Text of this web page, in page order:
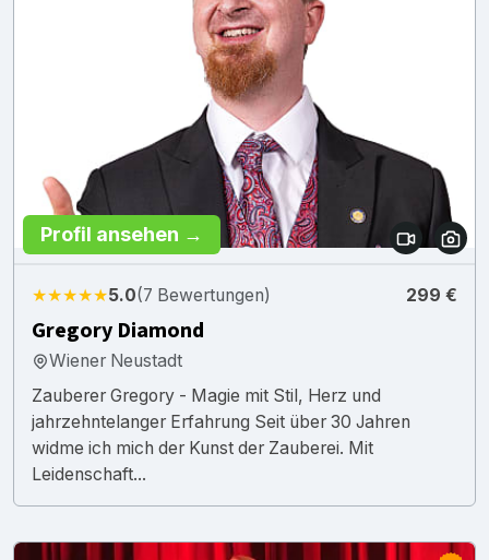
Profil ansehen →
★★★★★5.0(7 Bewertungen) 299 €
Gregory Diamond
Wiener Neustadt
Zauberer Gregory - Magie mit Stil, Herz und
jahrzehntelanger Erfahrung Seit über 30 Jahren
widme ich mich der Kunst der Zauberei. Mit
Leidenschaft...